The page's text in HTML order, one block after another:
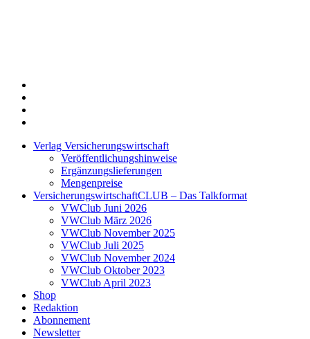
Verlag Versicherungswirtschaft
Veröffentlichungshinweise
Ergänzungslieferungen
Mengenpreise
VersicherungswirtschaftCLUB – Das Talkformat
VWClub Juni 2026
VWClub März 2026
VWClub November 2025
VWClub Juli 2025
VWClub November 2024
VWClub Oktober 2023
VWClub April 2023
Shop
Redaktion
Abonnement
Newsletter